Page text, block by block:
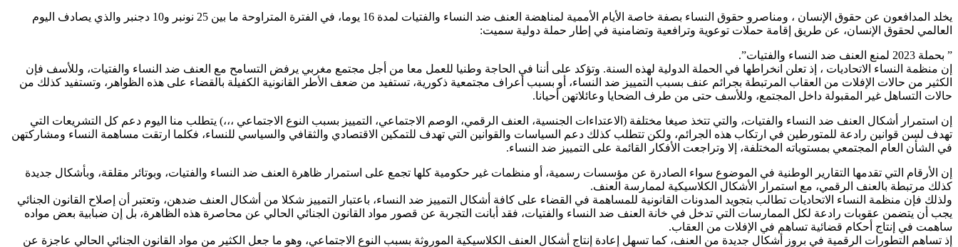
يخلد المدافعون عن حقوق الإنسان ، ومناصرو حقوق النساء بصفة خاصة الأيام الأممية لمناهضة العنف ضد النساء والفتيات لمدة 16 يوما، في الفترة المتراوحة ما بين 25 نونبر و10 دجنبر والذي يصادف اليوم
العالمي لحقوق الإنسان، عن طريق إقامة حملات توعوية وترافعية وتضامنية في إطار حملة دولية سميت:
” بحملة 2023 لمنع العنف ضد النساء والفتيات”.
إن منظمة النساء الاتحاديات ، إذ تعلن انخراطها في الحملة الدولية لهذه السنة. وتؤكد على أننا في الحاجة وطنيا للعمل معا من أجل مجتمع مغربي يرفض التسامح مع العنف ضد النساء والفتيات، وللأسف فإن
الكثير من حالات الإفلات من العقاب المرتبطة بجرائم عنف بسبب التمييز ضد النساء، أو بسبب أعراف مجتمعية ذكورية، تستفيد من ضعف الأطر القانونية الكفيلة بالقضاء على هذه الظواهر، وتستفيد كذلك من
حالات التساهل غير المقبولة داخل المجتمع، وللأسف حتى من طرف الضحايا وعائلاتهن أحيانا.
إن استمرار أشكال العنف ضد النساء والفتيات، والتي تتخذ صيغا مختلفة (الاعتداءات الجنسية، العنف الرقمي، الوصم الاجتماعي، التمييز بسبب النوع الاجتماعي ،،،) يتطلب منا اليوم دعم كل التشريعات التي
تهدف لسن قوانين رادعة للمتورطين في ارتكاب هذه الجرائم، ولكن تتطلب كذلك دعم السياسات والقوانين التي تهدف للتمكين الاقتصادي والثقافي والسياسي للنساء، فكلما ارتقت مساهمة النساء ومشاركتهن
في الشأن العام المجتمعي بمستوياته المختلفة، إلا وتراجعت الأفكار القائمة على التمييز ضد النساء.
إن الأرقام التي تقدمها التقارير الوطنية في الموضوع سواء الصادرة عن مؤسسات رسمية، أو منظمات غير حكومية كلها تجمع على استمرار ظاهرة العنف ضد النساء والفتيات، وبوتائر مقلقة، وبأشكال جديدة
كذلك مرتبطة بالعنف الرقمي، مع استمرار الأشكال الكلاسيكية لممارسة العنف.
ولذلك فإن منظمة النساء الاتحاديات تطالب بتجويد المدونات القانونية للمساهمة في القضاء على كافة أشكال التمييز ضد النساء، باعتبار التمييز شكلا من أشكال العنف ضدهن، وتعتبر أن إصلاح القانون الجنائي
يجب أن يتضمن عقوبات رادعة لكل الممارسات التي تدخل في خانة العنف ضد النساء والفتيات، فقد أبانت التجربة عن قصور مواد القانون الجنائي الحالي عن محاصرة هذه الظاهرة، بل إن ضبابية بعض مواده
ساهمت في إنتاج أحكام قضائية تساهم في الإفلات من العقاب.
إذ تساهم التطورات الرقمية في بروز أشكال جديدة من العنف، كما تسهل إعادة إنتاج أشكال العنف الكلاسيكية الموروثة بسبب النوع الاجتماعي، وهو ما جعل الكثير من مواد القانون الجنائي الحالي عاجزة عن